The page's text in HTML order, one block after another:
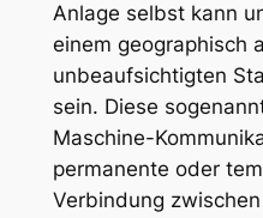
Anlage selbst kann
einem geographisch
unbeaufsichtigten
sein. Diese
Maschine-
permanente oder
Verbindung